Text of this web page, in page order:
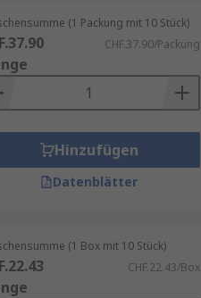
(1 Packung mit 10 Stück)
CHF.37.90/Packung
Hinzufügen
Datenblätter
(1 Box mit 10 Stück)
CHF.22.43/Box